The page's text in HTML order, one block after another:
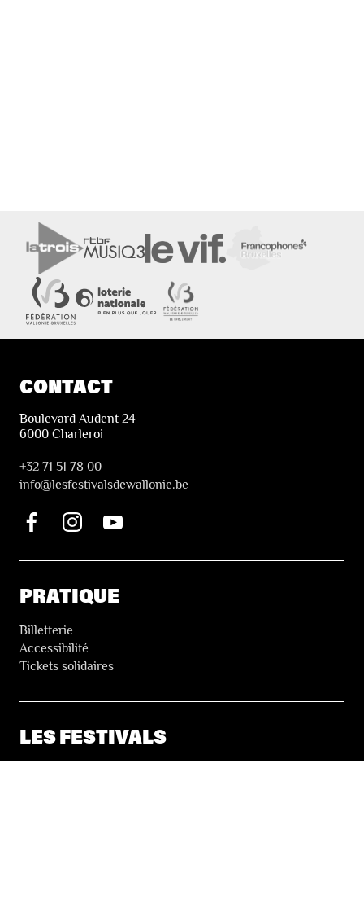
CONTACT
Boulevard Audent 24
6000 Charleroi
+32 71 51 78 00
info@lesfestivalsdewallonie.be
PRATIQUE
Billetterie
Accessibilité
Tickets solidaires
LES FESTIVALS